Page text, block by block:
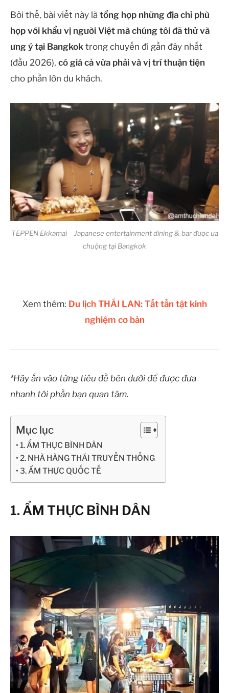
Bởi thế, bài viết này là tổng hợp những địa chỉ phù
hợp với khẩu vị người Việt mà chúng tôi đã thử và
ưng ý tại Bangkok trong chuyến đi gần đây nhất
(đầu 2026), có giá cả vừa phải và vị trí thuận tiện
cho phần lớn du khách.
TEPPEN Ekkamai – Japanese entertainment dining & bar được ưa
chuộng tại Bangkok
Xem thêm: Du lịch THÁI LAN: Tất tần tật kinh
nghiệm cơ bản
*Hãy ấn vào từng tiêu đề bên dưới để được đưa
nhanh tới phần bạn quan tâm.
Mục lục
1. ẨM THỰC BÌNH DÂN
2. NHÀ HÀNG THÁI TRUYỀN THỐNG
3. ẨM THỰC QUỐC TẾ
1. ẨM THỰC BÌNH DÂN